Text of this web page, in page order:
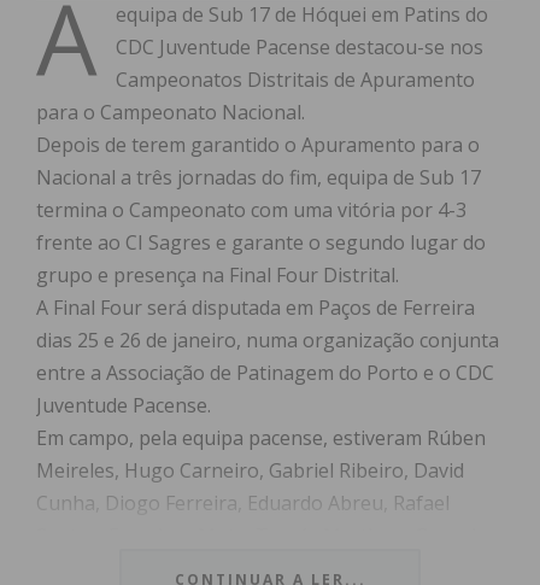
A
equipa de Sub 17 de Hóquei em Patins do
CDC Juventude Pacense destacou-se nos
Campeonatos Distritais de Apuramento
para o Campeonato Nacional.
Depois de terem garantido o Apuramento para o
Nacional a três jornadas do fim, equipa de Sub 17
termina o Campeonato com uma vitória por 4-3
frente ao CI Sagres e garante o segundo lugar do
grupo e presença na Final Four Distrital.
A Final Four será disputada em Paços de Ferreira
dias 25 e 26 de janeiro, numa organização conjunta
entre a Associação de Patinagem do Porto e o CDC
Juventude Pacense.
Em campo, pela equipa pacense, estiveram Rúben
Meireles, Hugo Carneiro, Gabriel Ribeiro, David
Cunha, Diogo Ferreira, Eduardo Abreu, Rafael
Ribeiro, orientados pelos seccionistas – Manuel
CONTINUAR A LER...